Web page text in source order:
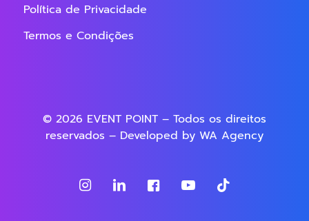
Política de Privacidade
Termos e Condições
© 2026 EVENT POINT – Todos os direitos
reservados – Developed by WA Agency